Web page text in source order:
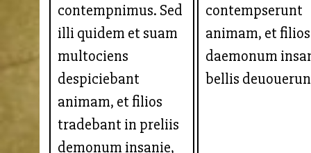
contempnimus. Sed
illi quidem et suam
multociens
despiciebant
animam, et filios
tradebant in preliis
demonum insanie,
contempserunt
animam, et filios
daemonum
bellis